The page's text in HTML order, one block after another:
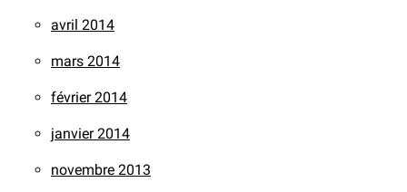
avril 2014
mars 2014
février 2014
janvier 2014
novembre 2013